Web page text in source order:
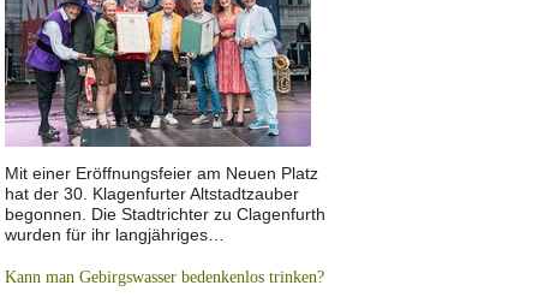
Mit einer Eröffnungsfeier am Neuen Platz
hat der 30. Klagenfurter Altstadtzauber
begonnen. Die Stadtrichter zu Clagenfurth
wurden für ihr langjähriges…
Kann man Gebirgswasser bedenkenlos trinken?